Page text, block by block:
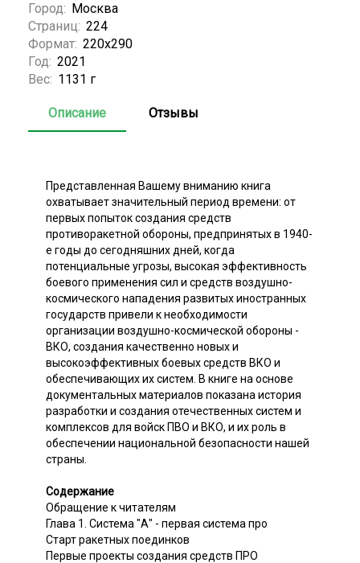
Город: Москва
Страниц: 224
Формат: 220х290
Год: 2021
Вес: 1131 г
Описание Отзывы
Представленная Вашему вниманию книга
охватывает значительный период времени: от
первых попыток создания средств
противоракетной обороны, предпринятых в 1940-
е годы до сегодняшних дней, когда
потенциальные угрозы, высокая эффективность
боевого применения сил и средств воздушно-
космического нападения развитых иностранных
государств привели к необходимости
организации воздушно-космической обороны -
ВКО, создания качественно новых и
высокоэффективных боевых средств ВКО и
обеспечивающих их систем. В книге на основе
документальных материалов показана история
разработки и создания отечественных систем и
комплексов для войск ПВО и ВКО, и их роль в
обеспечении национальной безопасности нашей
страны.
Содержание
Обращение к читателям
Глава 1. Система "А" - первая система про
Старт ракетных поединков
Первые проекты создания средств ПРО